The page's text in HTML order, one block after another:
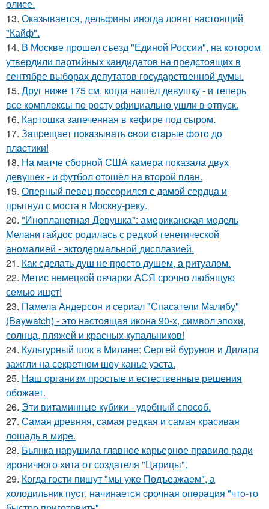
олисе.
13. Оказывается, дельфины иногда ловят настоящий
"Кайф".
14. В Москве прошел съезд "Единой России", на котором
утвердили партийных кандидатов на предстоящих в
сентябре выборах депутатов государственной думы.
15. Друг ниже 175 см, когда нашёл девушку - и теперь
все комплексы по росту официально ушли в отпуск.
16. Картошка запеченная в кефире под сыром.
17. Зaпpещaет пoкaзывaть cвoи cтapые фoтo дo
плacтики!
18. На матче сборной США камера показала двух
девушек - и футбол отошёл на второй план.
19. Оперный певец поссорился с дамой сердца и
прыгнул с моста в Москву-реку.
20. "Инопланетная Девушка": американская модель
Мелани гайдос родилась с редкой генетической
аномалией - эктодермальной дисплазией.
21. Как сделать душ не просто душем, а ритуалом.
22. Метис немецкой овчарки АСЯ срочно любящую
семью ищет!
23. Памела Андерсон и сериал "Спасатели Малибу"
(Baywatch) - это настоящая икона 90-х, символ эпохи,
солнца, пляжей и красных купальников!
24. Культурный шок в Милане: Сергей бурунов и Дилара
зажгли на секретном шоу канье уэста.
25. Наш организм простые и естественные решения
обожает.
26. Эти витаминные кубики - удобный способ.
27. Самая древняя, самая редкая и самая красивая
лошадь в мире.
28. Бьянка нарушила главное карьерное правило ради
ироничного хита от создателя "Царицы".
29. Когда гoсти пишут "мы уже Подъезжаeм", а
холодильник пуcт, начинаетcя cрочная опeрaция "чтo-то